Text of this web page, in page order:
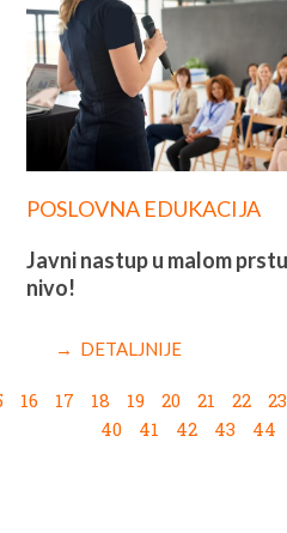
POSLOVNA EDUKACIJA
Javni nastup u malom
nivo!
→ DETALJNIJE
16 17 18 19 20 21 22 23
40 41 42 43 44